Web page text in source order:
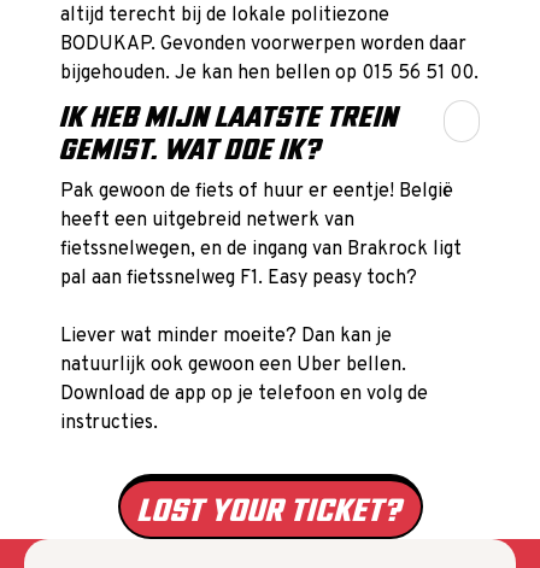
altijd terecht bij de lokale politiezone
BODUKAP. Gevonden voorwerpen worden daar
bijgehouden. Je kan hen bellen op 015 56 51 00.
IK HEB MIJN LAATSTE TREIN
GEMIST. WAT DOE IK?
Pak gewoon de fiets of huur er eentje! België
heeft een uitgebreid netwerk van
fietssnelwegen, en de ingang van Brakrock ligt
pal aan fietssnelweg F1. Easy peasy toch?
Liever wat minder moeite? Dan kan je
natuurlijk ook gewoon een Uber bellen.
Download de app op je telefoon en volg de
instructies.
LOST YOUR TICKET?